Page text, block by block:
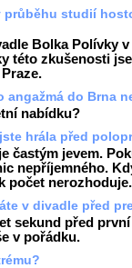
průběhu studií
Bolka Polívky
této zkušenosti
angažmá do Brna
nabídku?
hrála před
častým jevem.
nepříjemného.
počet nerozhoduje.
v divadle před
sekund před
v pořádku.